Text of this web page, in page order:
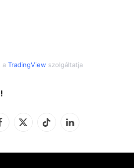
a TradingView szolgáltatja
X
TikTok LinkedIn